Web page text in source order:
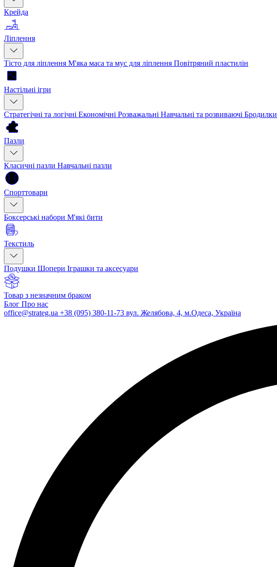
Крейда
Ліплення
Тісто для ліплення М'яка маса та мус для ліплення Повітряний пластилін
Настільні ігри
Стратегічні та логічні Економічні Розважальні Навчальні та розвиваючі Бродилки
Пазли
Класичні пазли Навчальні пазли
Спорттовари
Боксерські набори М'які бити
Текстиль
Подушки Шопери Іграшки та аксесуари
Товар з незначним браком
Блог Про нас
office@strateg.ua +38 (095) 380-11-73 вул. Желябова, 4, м.Одеса, Україна